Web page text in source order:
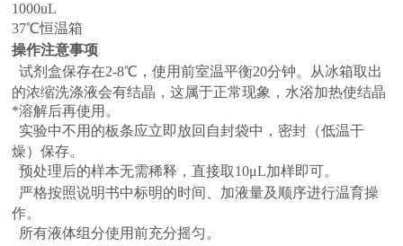
1000uL
37℃恒温箱
操作注意事项
试剂盒保存在2-8℃，使用前室温平衡20分钟。从冰箱取出
的浓缩洗涤液会有结晶，这属于正常现象，水浴加热使结晶
*溶解后再使用。
实验中不用的板条应立即放回自封袋中，密封（低温干
燥）保存。
预处理后的样本无需稀释，直接取10μL加样即可。
严格按照说明书中标明的时间、加液量及顺序进行温育操
作。
所有液体组分使用前充分摇匀。